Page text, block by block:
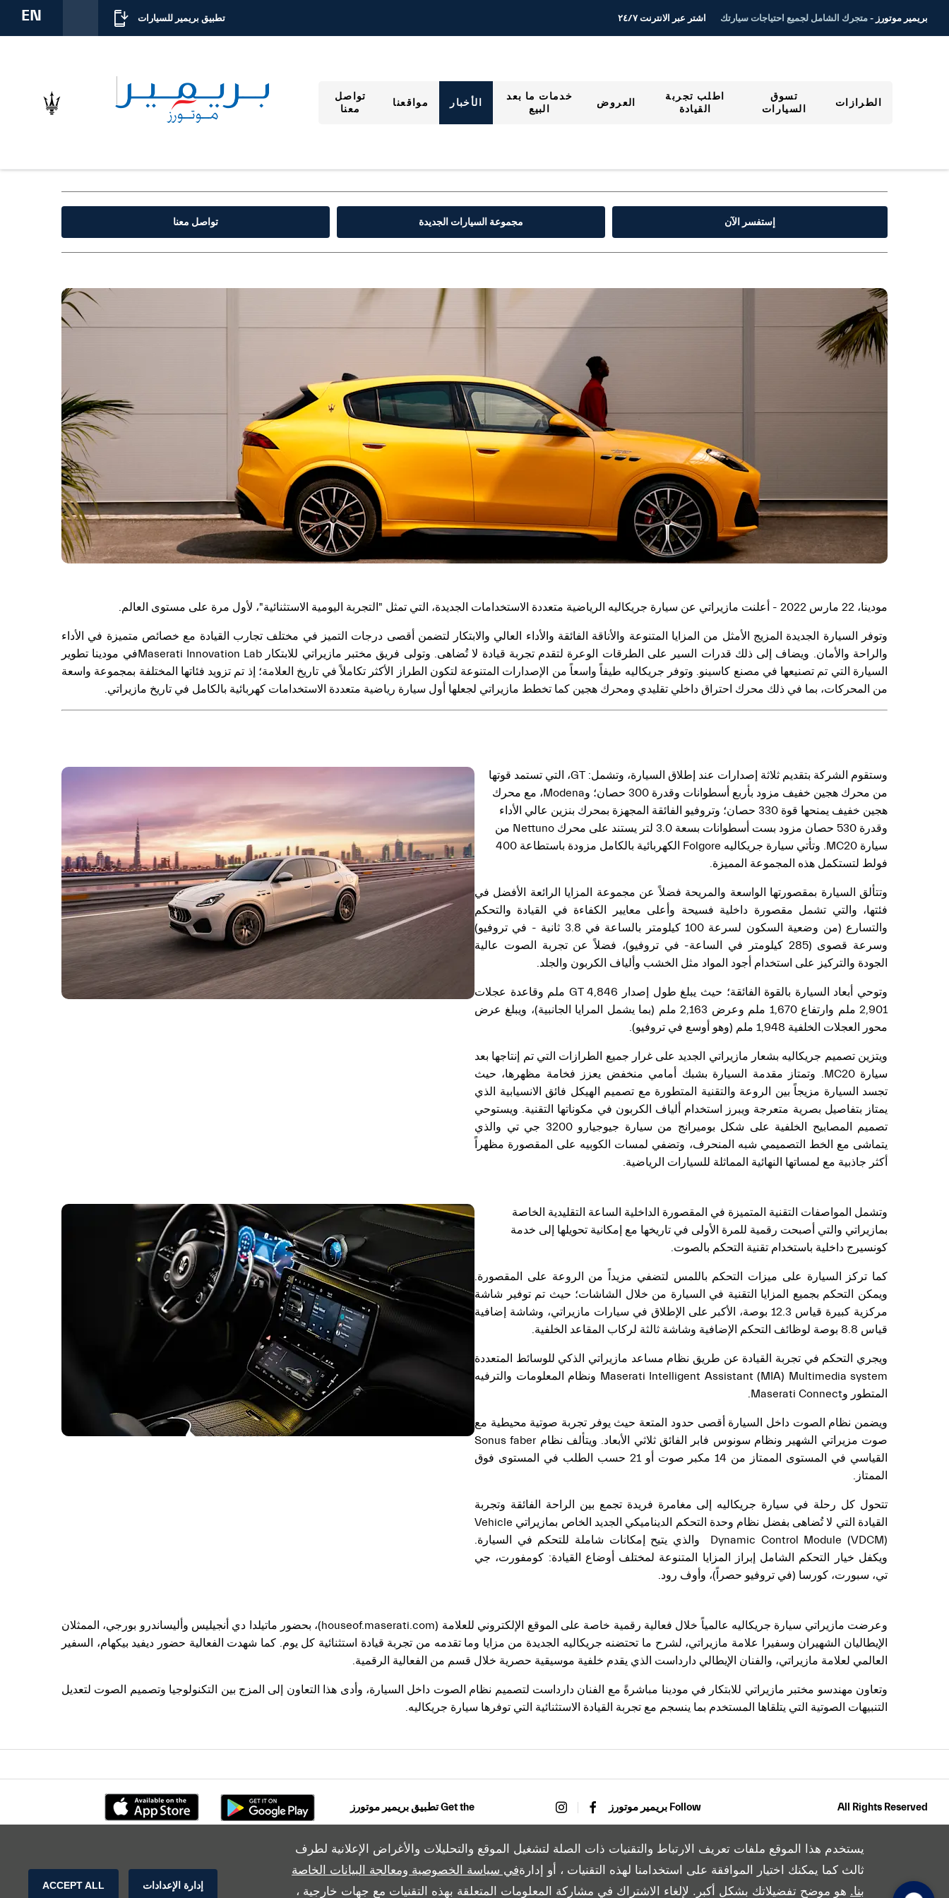
يستخدم هذا الموقع ملفات تعريف الارتباط والتقنيات ذات الصلة لتشغيل الموقع والتحليلات والأغراض الإعلانية لطرف
ثالث كما يمكنك اختيار الموافقة على استخدامنا لهذه التقنيات ، أو إدارةفي سياسة الخصوصية ومعالجة البيانات الخاصة
بنا. هو موضح تفضيلاتك بشكل أكبر. لإلغاء الاشتراك في مشاركة المعلومات المتعلقة بهذه التقنيات مع جهات خارجية ، إدارة الإعدادات ACCEPT ALL
بريمير موتورز - متجرك الشامل لجميع احتياجات سيارتك اشتر عبر الانترنت ٢٤/٧ EN تطبيق بريمير للسيارات
الطرازات
تسوق
السيارات
اطلب تجربة
القيادة
العروض
خدمات ما بعد
البيع
الأخبار مواقعنا
تواصل
معنا
إستفسر الآن مجموعة السيارات الجديدة تواصل معنا
مودينا، 22 مارس 2022 - أعلنت مازيراتي عن سيارة جريكاليه الرياضية متعددة الاستخدامات الجديدة، التي تمثل "التجربة اليومية الاستثنائية"، لأول مرة على مستوى العالم.
وتوفر السيارة الجديدة المزيج الأمثل من المزايا المتنوعة والأناقة الفائقة والأداء العالي والابتكار لتضمن أقصى درجات التميز في مختلف تجارب القيادة مع خصائص متميزة في الأداء
والراحة والأمان. ويضاف إلى ذلك قدرات السير على الطرقات الوعرة لتقدم تجربة قيادة لا تُضاهى. وتولى فريق مختبر مازيراتي للابتكار Maserati Innovation Labفي مودينا تطوير
السيارة التي تم تصنيعها في مصنع كاسينو. وتوفر جريكاليه طيفاً واسعاً من الإصدارات المتنوعة لتكون الطراز الأكثر تكاملاً في تاريخ العلامة؛ إذ تم تزويد فئاتها المختلفة بمجموعة واسعة
من المحركات، بما في ذلك محرك احتراق داخلي تقليدي ومحرك هجين كما تخطط مازيراتي لجعلها أول سيارة رياضية متعددة الاستخدامات كهربائية بالكامل في تاريخ مازيراتي.
وستقوم الشركة بتقديم ثلاثة إصدارات عند إطلاق السيارة، وتشمل: GT، التي تستمد قوتها
من محرك هجين خفيف مزود بأربع أسطوانات وقدرة 300 حصان؛ وModena، مع محرك
هجين خفيف يمنحها قوة 330 حصان؛ وتروفيو الفائقة المجهزة بمحرك بنزين عالي الأداء
وقدرة 530 حصان مزود بست أسطوانات بسعة 3.0 لتر يستند على محرك Nettuno من
سيارة MC20. وتأتي سيارة جريكاليه Folgore الكهربائية بالكامل مزودة باستطاعة 400
فولط لتستكمل هذه المجموعة المميزة.
وتتألق السيارة بمقصورتها الواسعة والمريحة فضلاً عن مجموعة المزايا الرائعة الأفضل في
فئتها، والتي تشمل مقصورة داخلية فسيحة وأعلى معايير الكفاءة في القيادة والتحكم
والتسارع (من وضعية السكون لسرعة 100 كيلومتر بالساعة في 3.8 ثانية - في تروفيو)
وسرعة قصوى (285 كيلومتر في الساعة- في تروفيو)، فضلاً عن تجربة الصوت عالية
الجودة والتركيز على استخدام أجود المواد مثل الخشب وألياف الكربون والجلد.
وتوحي أبعاد السيارة بالقوة الفائقة؛ حيث يبلغ طول إصدار GT 4,846 ملم وقاعدة عجلات
2,901 ملم وارتفاع 1,670 ملم وعرض 2,163 ملم (بما يشمل المرايا الجانبية)، ويبلغ عرض
محور العجلات الخلفية 1,948 ملم (وهو أوسع في تروفيو).
ويتزين تصميم جريكاليه بشعار مازيراتي الجديد على غرار جميع الطرازات التي تم إنتاجها بعد
سيارة MC20. وتمتاز مقدمة السيارة بشبك أمامي منخفض يعزز فخامة مظهرها، حيث
تجسد السيارة مزيجاً بين الروعة والتقنية المتطورة مع تصميم الهيكل فائق الانسيابية الذي
يمتاز بتفاصيل بصرية متعرجة ويبرز استخدام ألياف الكربون في مكوناتها التقنية. ويستوحي
تصميم المصابيح الخلفية على شكل بوميرانج من سيارة جيوجيارو 3200 جي تي والذي
يتماشى مع الخط التصميمي شبه المنحرف، وتضفي لمسات الكوبيه على المقصورة مظهراً
أكثر جاذبية مع لمساتها النهائية المماثلة للسيارات الرياضية.
وتشمل المواصفات التقنية المتميزة في المقصورة الداخلية الساعة التقليدية الخاصة
بمازيراتي والتي أصبحت رقمية للمرة الأولى في تاريخها مع إمكانية تحويلها إلى خدمة
كونسيرج داخلية باستخدام تقنية التحكم بالصوت.
كما تركز السيارة على ميزات التحكم باللمس لتضفي مزيداً من الروعة على المقصورة.
ويمكن التحكم بجميع المزايا التقنية في السيارة من خلال الشاشات؛ حيث تم توفير شاشة
مركزية كبيرة قياس 12.3 بوصة، الأكبر على الإطلاق في سيارات مازيراتي، وشاشة إضافية
قياس 8.8 بوصة لوظائف التحكم الإضافية وشاشة ثالثة لركاب المقاعد الخلفية.
ويجري التحكم في تجربة القيادة عن طريق نظام مساعد مازيراتي الذكي للوسائط المتعددة
Maserati Intelligent Assistant (MIA) Multimedia system ونظام المعلومات والترفيه
المتطور وMaserati Connect.
ويضمن نظام الصوت داخل السيارة أقصى حدود المتعة حيث يوفر تجربة صوتية محيطية مع
صوت مزيراتي الشهير ونظام سونوس فابر الفائق ثلاثي الأبعاد. ويتألف نظام Sonus faber
القياسي في المستوى الممتاز من 14 مكبر صوت أو 21 حسب الطلب في المستوى فوق
الممتاز.
تتحول كل رحلة في سيارة جريكاليه إلى مغامرة فريدة تجمع بين الراحة الفائقة وتجربة
القيادة التي لا تُضاهى بفضل نظام وحدة التحكم الديناميكي الجديد الخاص بمازيراتي Vehicle
Dynamic Control Module (VDCM) والذي يتيح إمكانات شاملة للتحكم في السيارة.
ويكفل خيار التحكم الشامل إبراز المزايا المتنوعة لمختلف أوضاع القيادة: كومفورت، جي
تي، سبورت، كورسا (في تروفيو حصراً)، وأوف رود.
وعرضت مازيراتي سيارة جريكاليه عالمياً خلال فعالية رقمية خاصة على الموقع الإلكتروني للعلامة (houseof.maserati.com)، بحضور ماتيلدا دي أنجيليس وأليساندرو بورجي، الممثلان
الإيطاليان الشهيران وسفيرا علامة مازيراتي، لشرح ما تحتضنه جريكاليه الجديدة من مزايا وما تقدمه من تجربة قيادة استثنائية كل يوم.كما شهدت الفعالية حضور ديفيد بيكهام، السفير
العالمي لعلامة مازيراتي، والفنان الإيطالي دارداست الذي يقدم خلفية موسيقية حصرية خلال قسم من الفعالية الرقمية.
وتعاون مهندسو مختبر مازيراتي للابتكار في مودينا مباشرةً مع الفنان دارداست لتصميم نظام الصوت داخل السيارة، وأدى هذا التعاون إلى المزج بين التكنولوجيا وتصميم الصوت لتعديل
التنبيهات الصوتية التي يتلقاها المستخدم بما ينسجم مع تجربة القيادة الاستثنائية التي توفرها سيارة جريكاليه.
All Rights Reserved Follow بريمير موتورز Get the تطبيق بريمير موتورز
Copyright © 2026 بريمير موتورز